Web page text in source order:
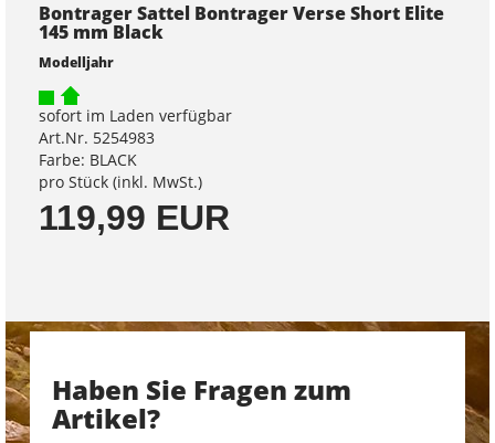
Bontrager Sattel Bontrager Verse Short Elite
145 mm Black
Modelljahr
sofort im Laden verfügbar
Art.Nr. 5254983
Farbe: BLACK
pro Stück (inkl. MwSt.)
119,99 EUR
Haben Sie Fragen zum
Artikel?